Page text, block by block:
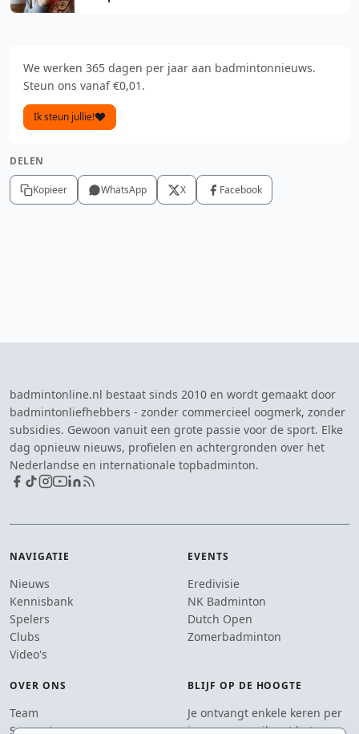
We werken 365 dagen per jaar aan badmintonnieuws.
Steun ons vanaf €0,01.
Ik steun jullie!
DELEN
Kopieer WhatsApp X Facebook
badmintonline.nl bestaat sinds 2010 en wordt gemaakt door
badmintonliefhebbers - zonder commercieel oogmerk, zonder
subsidies. Gewoon vanuit een grote passie voor de sport. Elke
dag opnieuw nieuws, profielen en achtergronden over het
Nederlandse en internationale topbadminton.
NAVIGATIE
Nieuws
Kennisbank
Spelers
Clubs
Video's
EVENTS
Eredivisie
NK Badminton
Dutch Open
Zomerbadminton
OVER ONS
Team
Supporters
BLIJF OP DE HOOGTE
Je ontvangt enkele keren per
jaar een e-mail met het